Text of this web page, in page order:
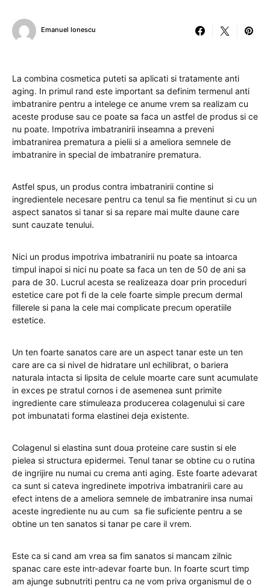
Emanuel Ionescu
La combina cosmetica puteti sa aplicati si tratamente anti
aging. In primul rand este important sa definim termenul anti
imbatranire pentru a intelege ce anume vrem sa realizam cu
aceste produse sau ce poate sa faca un astfel de produs si ce
nu poate. Impotriva imbatranirii inseamna a preveni
imbatranirea prematura a pielii si a ameliora semnele de
imbatranire in special de imbatranire prematura.
Astfel spus, un produs contra imbatranirii contine si
ingredientele necesare pentru ca tenul sa fie mentinut si cu un
aspect sanatos si tanar si sa repare mai multe daune care
sunt cauzate tenului.
Nici un produs impotriva imbatranirii nu poate sa intoarca
timpul inapoi si nici nu poate sa faca un ten de 50 de ani sa
para de 30. Lucrul acesta se realizeaza doar prin proceduri
estetice care pot fi de la cele foarte simple precum dermal
fillerele si pana la cele mai complicate precum operatiile
estetice.
Un ten foarte sanatos care are un aspect tanar este un ten
care are ca si nivel de hidratare unl echilibrat, o bariera
naturala intacta si lipsita de celule moarte care sunt acumulate
in exces pe stratul cornos i de asemenea sunt primite
ingrediente care stimuleaza producerea colagenului si care
pot imbunatati forma elastinei deja existente.
Colagenul si elastina sunt doua proteine care sustin si ele
pielea si structura epidermei. Tenul tanar se obtine cu o rutina
de ingrijire nu numai cu crema anti aging. Este foarte adevarat
ca sunt si cateva ingredinete impotriva imbatranirii care au
efect intens de a ameliora semnele de imbatranire insa numai
aceste ingrediente nu au cum sa fie suficiente pentru a se
obtine un ten sanatos si tanar pe care il vrem.
Este ca si cand am vrea sa fim sanatos si mancam zilnic
spanac care este intr-adevar foarte bun. In foarte scurt timp
am ajunge subnutriti pentru ca ne vom priva organismul de o